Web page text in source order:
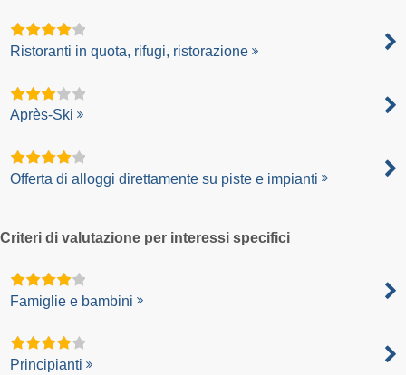
Ristoranti in quota, rifugi, ristorazione
Après-Ski
Offerta di alloggi direttamente su piste e impianti
Criteri di valutazione per interessi specifici
Famiglie e bambini
Principianti